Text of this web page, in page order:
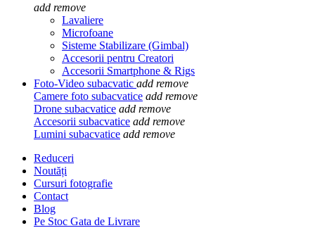
add remove
Lavaliere
Microfoane
Sisteme Stabilizare (Gimbal)
Accesorii pentru Creatori
Accesorii Smartphone & Rigs
Foto-Video subacvatic add remove
Camere foto subacvatice add remove
Drone subacvatice add remove
Accesorii subacvatice add remove
Lumini subacvatice add remove
Reduceri
Noutăți
Cursuri fotografie
Contact
Blog
Pe Stoc Gata de Livrare